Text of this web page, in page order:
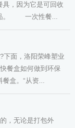
具，因为它是可回收
品。 一次性餐...
面，洛阳荣峰塑业
盒如何做到环保
盒。“从资...
，无论是打包外